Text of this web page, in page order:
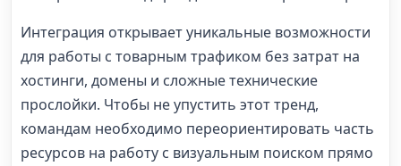
Интеграция открывает уникальные возможности
для работы с товарным трафиком без затрат на
хостинги, домены и сложные технические
прослойки. Чтобы не упустить этот тренд,
командам необходимо переориентировать часть
ресурсов на работу с визуальным поиском прямо